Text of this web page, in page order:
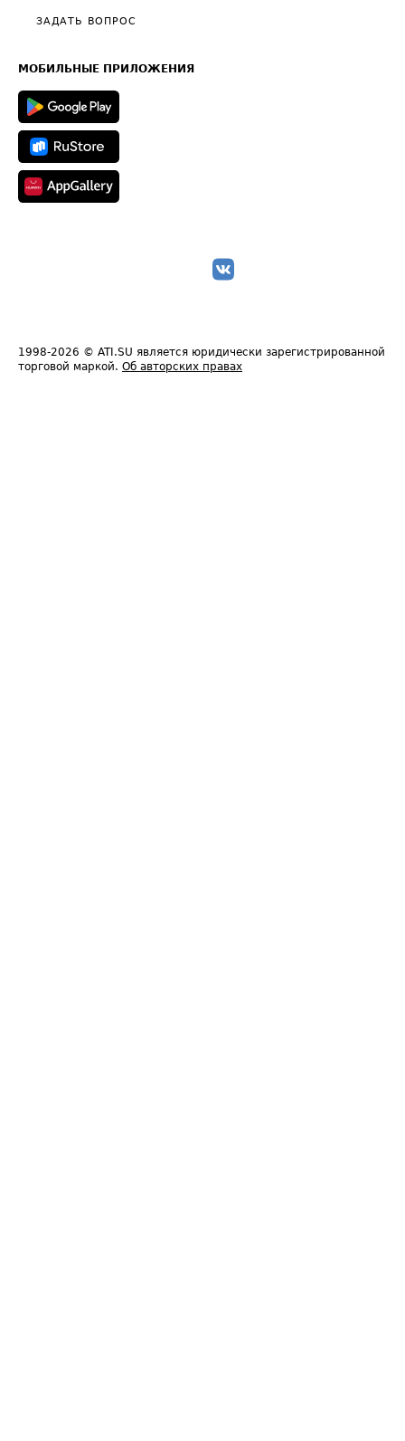
Общие положения
Полезное по перевозкам
Техническая информация
ЗАДАТЬ ВОПРОС
МОБИЛЬНЫЕ ПРИЛОЖЕНИЯ
1998-2026 © ATI.SU является юридически зарегистрированной
торговой маркой. Об авторских правах